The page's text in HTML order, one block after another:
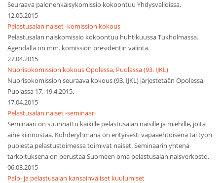
Seuraava palonehkäisykomissio kokoontuu Yhdysvalloissa.
12.05.2015
Pelastusalan naiset -komission kokous
Pelastusalan naiskomissio kokoontuu huhtikuussa Tukholmassa.
Agendalla on mm. komission presidentin valinta.
27.04.2015
Nuorisokomission kokous Opolessa, Puolassa (93. IJKL)
Nuorisokomission seuraava kokous (93. IJKL) järjestetään Opolessa,
Puolassa 17.-19.4.2015.
17.04.2015
Pelastusalan naiset -seminaari
Seminaari on suunnattu kaikille pelastusalan naisille ja miehille, joita
aihe kiinnostaa. Kohderyhmänä on erityisesti vapaaehtoisena tai työn
puolesta pelastustoimessa toimivat naiset. Seminaarin yhtenä
tarkoituksena on perustaa Suomeen oma pelastusalan naisverkosto.
06.03.2015
Palo- ja pelastusalan kansainväliset kuulumiset